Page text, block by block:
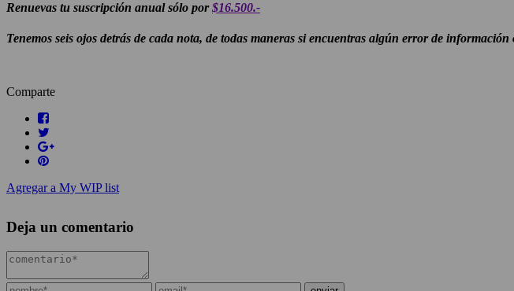
Renuevas tu suscripción anual sólo por$16.500.-
Tenemos seis ojos detrás de cada nota, de todas maneras si encuentras algún error de
Comparte
Agregar a My WIP list
Deja un comentario